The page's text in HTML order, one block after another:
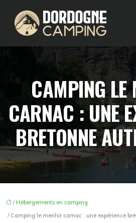
CAMPING LE
CARNAC : UNE
BRETONNE
/Hébergements en camping
/ Camping le menhir carnac : une expérience